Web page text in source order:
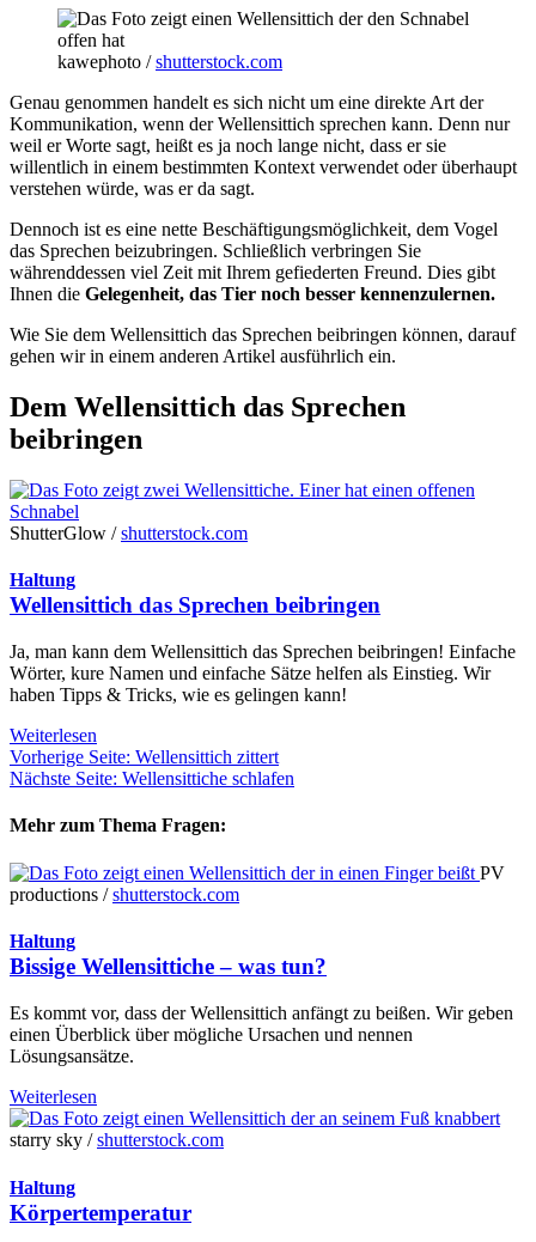
kawephoto /shutterstock.com
Genau genommen handelt es sich nicht um eine direkte Art der
Kommunikation, wenn der Wellensittich sprechen kann. Denn nur
weil er Worte sagt, heißt es ja noch lange nicht, dass er sie
willentlich in einem bestimmten Kontext verwendet oder überhaupt
verstehen würde, was er da sagt.
Dennoch ist es eine nette Beschäftigungsmöglichkeit, dem Vogel
das Sprechen beizubringen. Schließlich verbringen Sie
währenddessen viel Zeit mit Ihrem gefiederten Freund. Dies gibt
Ihnen die Gelegenheit, das Tier noch besser kennenzulernen.
Wie Sie dem Wellensittich das Sprechen beibringen können, darauf
gehen wir in einem anderen Artikel ausführlich ein.
Dem Wellensittich das Sprechen
beibringen
ShutterGlow /shutterstock.com
Haltung
Wellensittich das Sprechen beibringen
Ja, man kann dem Wellensittich das Sprechen beibringen! Einfache
Wörter, kure Namen und einfache Sätze helfen als Einstieg. Wir
haben Tipps & Tricks, wie es gelingen kann!
Weiterlesen
Vorherige Seite: Wellensittich zittert
Nächste Seite: Wellensittiche schlafen
Mehr zum Thema Fragen:
PV
productions /shutterstock.com
Haltung
Bissige Wellensittiche – was tun?
Es kommt vor, dass der Wellensittich anfängt zu beißen. Wir geben
einen Überblick über mögliche Ursachen und nennen
Lösungsansätze.
Weiterlesen
starry sky /shutterstock.com
Haltung
Körpertemperatur